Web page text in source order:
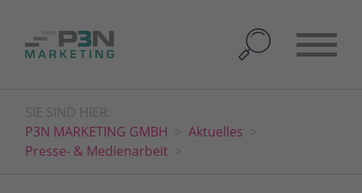
SIE SIND HIER:
P3N MARKETING GMBH
Aktuelles
Presse- & Medienarbeit